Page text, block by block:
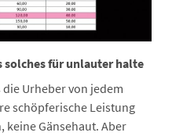
solches für unlauter halte
Urheber von jedem
schöpferische Leistung
keine Gänsehaut. Aber